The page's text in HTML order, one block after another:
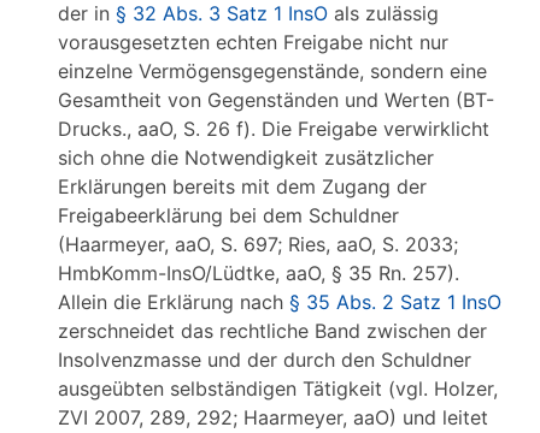
der in § 32 Abs. 3 Satz 1 InsO als zulässig
vorausgesetzten echten Freigabe nicht nur
einzelne Vermögensgegenstände, sondern eine
Gesamtheit von Gegenständen und Werten (BT-
Drucks., aaO, S. 26 f). Die Freigabe verwirklicht
sich ohne die Notwendigkeit zusätzlicher
Erklärungen bereits mit dem Zugang der
Freigabeerklärung bei dem Schuldner
(Haarmeyer, aaO, S. 697; Ries, aaO, S. 2033;
HmbKomm-InsO/Lüdtke, aaO, § 35 Rn. 257).
Allein die Erklärung nach § 35 Abs. 2 Satz 1 InsO
zerschneidet das rechtliche Band zwischen der
Insolvenzmasse und der durch den Schuldner
ausgeübten selbständigen Tätigkeit (vgl. Holzer,
ZVI 2007, 289, 292; Haarmeyer, aaO) und leitet